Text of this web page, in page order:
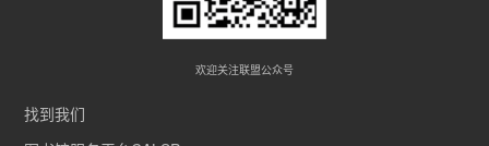
欢迎关注联盟公众号
找到我们